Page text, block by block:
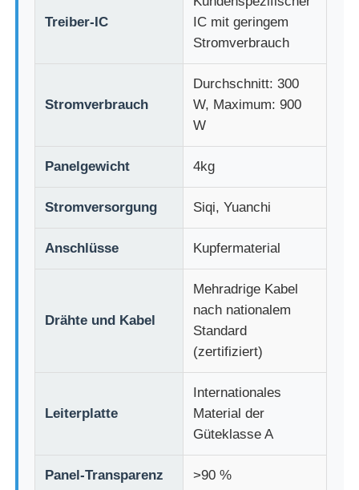
Alle Fälle
LED -Netzanzeige
LED transparente Filmbildschirm
Drohnen-Flug-LED-Bildschirm
Holographischer LED-Bildschirm
Transparenter Bildschirm
Treiber-IC
IC mit geringem
Stromverbrauch
Stromverbrauch
Durchschnitt: 300
W, Maximum: 900
W
Panelgewicht 4kg
Stromversorgung Siqi, Yuanchi
Anschlüsse Kupfermaterial
Drähte und Kabel
Mehradrige Kabel
nach nationalem
Standard
(zertifiziert)
Leiterplatte
Internationales
Material der
Güteklasse A
Panel-Transparenz >90 %